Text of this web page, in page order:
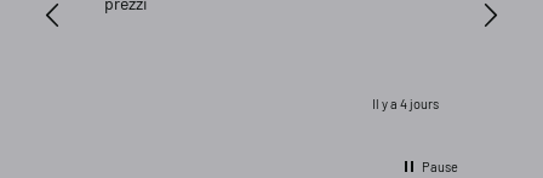
Il y a 4 jours
Pause